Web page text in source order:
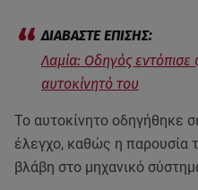
Λαμία: Οδηγός εντόπισε
αυτοκίνητό του
Το αυτοκίνητο οδηγήθηκε
έλεγχο, καθώς η παρουσία
βλάβη στο μηχανικό